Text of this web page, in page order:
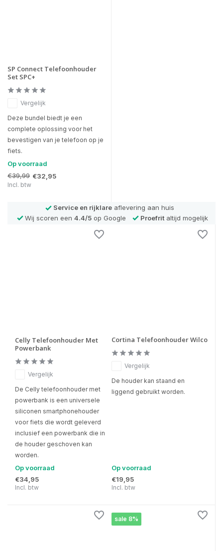
SP Connect Telefoonhouder
Set SPC+
Vergelijk
Deze bundel biedt je een
complete oplossing voor het
bevestigen van je telefoon op je
fiets.
Op voorraad
€39,99 €32,95
Incl. btw
Service en rijklare aflevering aan huis
Wij scoren een 4.4/5op Google Proefritaltijd mogelijk
Celly Telefoonhouder Met
Powerbank
Vergelijk
De Celly telefoonhouder met
powerbank is een universele
siliconen smartphonehouder
voor fiets die wordt geleverd
inclusief een powerbank die in
de houder geschoven kan
worden.
Op voorraad
€34,95
Incl. btw
Cortina Telefoonhouder Wilco
Vergelijk
De houder kan staand en
liggend gebruikt worden.
Op voorraad
€19,95
Incl. btw
sale 8%